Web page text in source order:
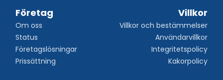
Företag
Om oss
Status
Företagslösningar
Prissättning
Villkor
Villkor och bestämmelser
Användarvillkor
Integritetspolicy
Kakorpolicy